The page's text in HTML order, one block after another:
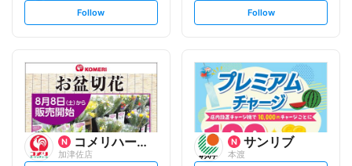
s
l
o
w
Follow
s
l
w
Follow
コメリハード&グリーン
加津佐店
サンリブ
本渡